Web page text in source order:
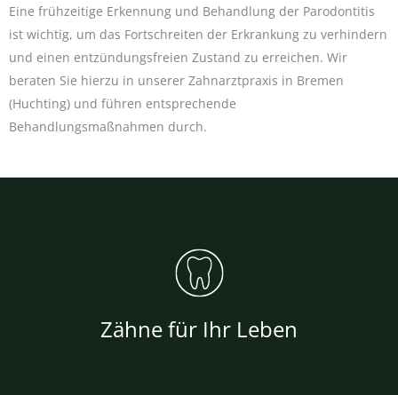
Eine frühzeitige Erkennung und Behandlung der Parodontitis
ist wichtig, um das Fortschreiten der Erkrankung zu verhindern
und einen entzündungsfreien Zustand zu erreichen. Wir
beraten Sie hierzu in unserer Zahnarztpraxis in Bremen
(Huchting) und führen entsprechende
Behandlungsmaßnahmen durch.
Zähne für Ihr Leben